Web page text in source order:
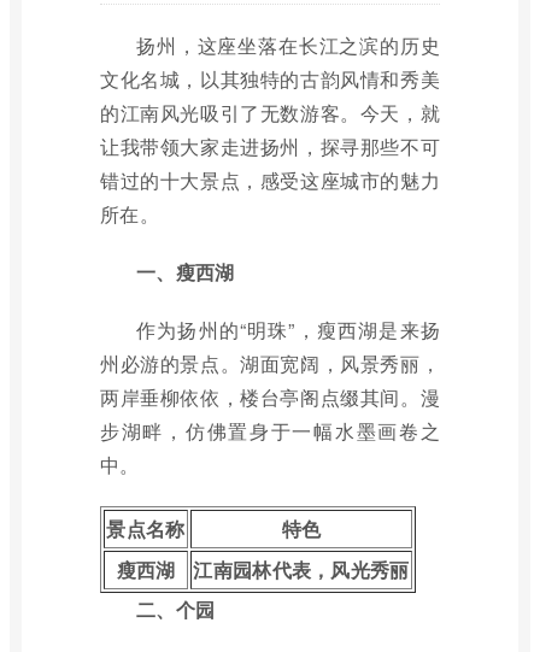
扬州，这座坐落在长江之滨的历史
文化名城，以其独特的古韵风情和秀美
的江南风光吸引了无数游客。今天，就
让我带领大家走进扬州，探寻那些不可
错过的十大景点，感受这座城市的魅力
所在。
一、瘦西湖
作为扬州的“明珠”，瘦西湖是来扬
州必游的景点。湖面宽阔，风景秀丽，
两岸垂柳依依，楼台亭阁点缀其间。漫
步湖畔，仿佛置身于一幅水墨画卷之
中。
景点名称
特色
瘦西湖
江南园林代表，风光秀丽
二、个园